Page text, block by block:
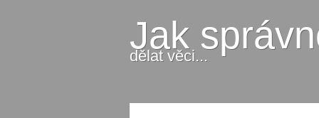
Jak
dělat věci...